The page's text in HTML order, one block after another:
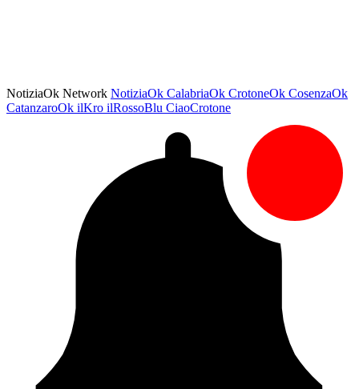
NotiziaOk Network NotiziaOk CalabriaOk CrotoneOk CosenzaOk
CatanzaroOk ilKro ilRossoBlu CiaoCrotone